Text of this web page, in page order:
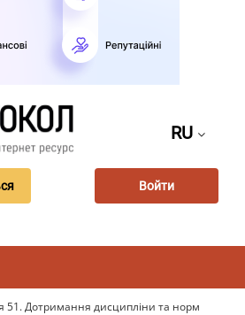
RU
Войти
51. Дотримання дисципліни та норм